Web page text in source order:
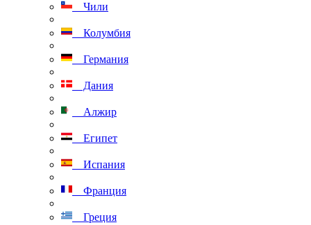
Чили
Колумбия
Германия
Дания
Алжир
Египет
Испания
Франция
Греция